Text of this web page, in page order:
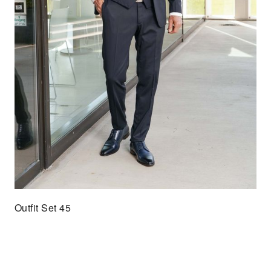
Outfit Set 45